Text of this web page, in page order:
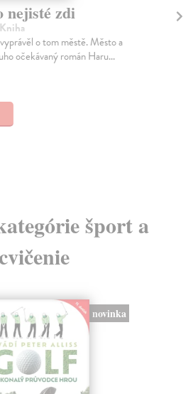
nejisté zdi
o tom městě. Město a
očekávaný román Haru...
šport a
cvičenie
novinka